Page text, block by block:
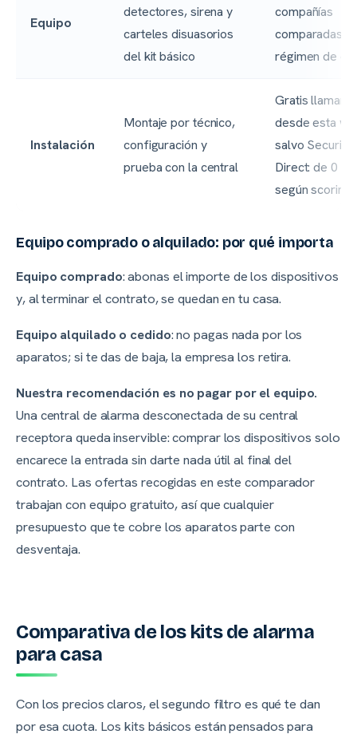
Equipo
detectores, sirena y
carteles disuasorios
del kit básico
compañías
comparadas
régimen de
Instalación
Montaje por técnico,
configuración y
prueba con la central
Gratis
desde esta
salvo
Direct: de 0 a
según scoring
Equipo comprado o alquilado: por qué importa
Equipo comprado: abonas el importe de los dispositivos
y, al terminar el contrato, se quedan en tu casa.
Equipo alquilado o cedido: no pagas nada por los
aparatos; si te das de baja, la empresa los retira.
Nuestra recomendación es no pagar por el equipo.
Una central de alarma desconectada de su central
receptora queda inservible: comprar los dispositivos solo
encarece la entrada sin darte nada útil al final del
contrato. Las ofertas recogidas en este comparador
trabajan con equipo gratuito, así que cualquier
presupuesto que te cobre los aparatos parte con
desventaja.
Comparativa de los kits de alarma
para casa
Con los precios claros, el segundo filtro es qué te dan
por esa cuota. Los kits básicos están pensados para